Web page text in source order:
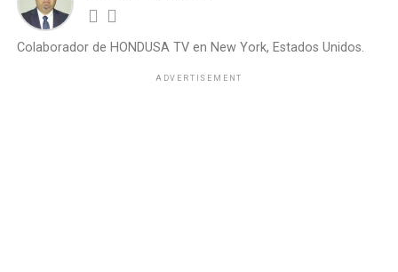
Colaborador de HONDUSA TV en New York, Estados Unidos.
ADVERTISEMENT